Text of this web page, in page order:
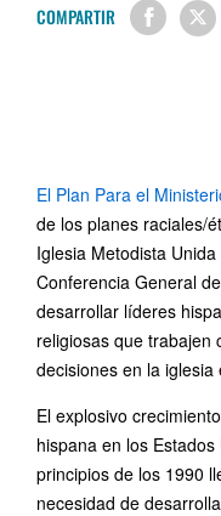
COMPARTIR
El Plan Para el
de los planes raciales/
Iglesia Metodista
Conferencia General
desarrollar líderes
religiosas que trabajen
decisiones en la iglesia
El explosivo
hispana en los
principios de los 1990
necesidad de